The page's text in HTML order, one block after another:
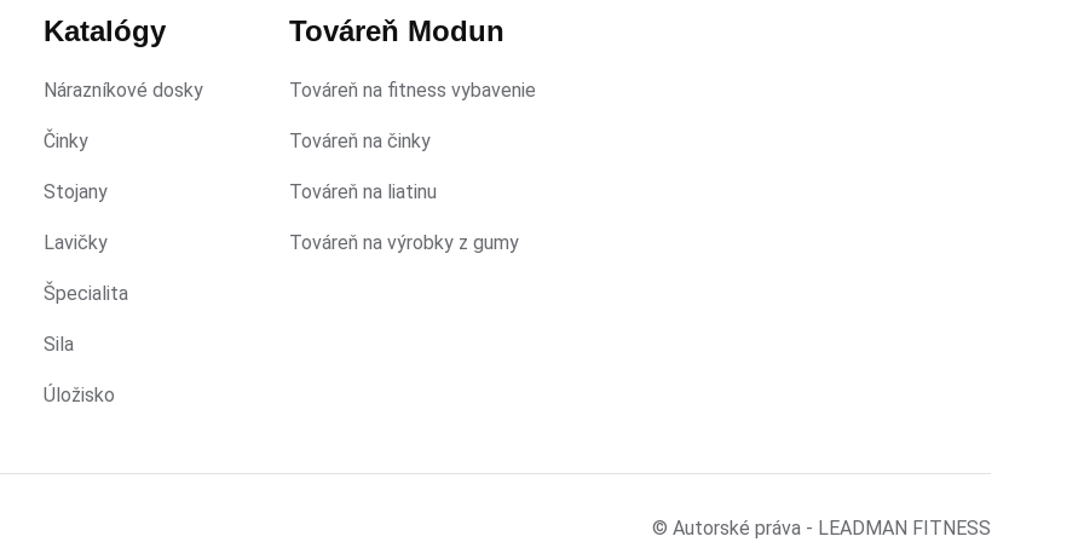
Katalógy
Nárazníkové dosky
Činky
Stojany
Lavičky
Špecialita
Sila
Úložisko
Továreň Modun
Továreň na fitness vybavenie
Továreň na činky
Továreň na liatinu
Továreň na výrobky z gumy
© Autorské práva - LEADMAN FITNESS